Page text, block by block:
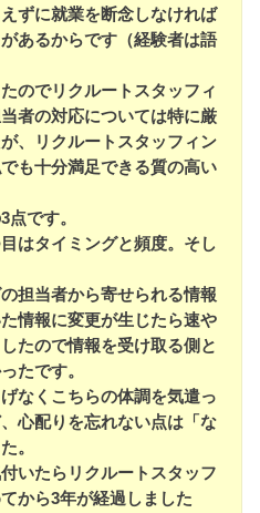
ずに就業を断念しなければ
あるからです（経験者は語
のでリクルートスタッフィ
者の対応については特に厳
、リクルートスタッフィン
も十分満足できる質の高い
です。
はタイミングと頻度。そし
担当者から寄せられる情報
情報に変更が生じたら速や
たので情報を受け取る側と
たです。
なくこちらの体調を気遣っ
心配りを忘れない点は「な
。
いたらリクルートスタッフ
から3年が経過しました